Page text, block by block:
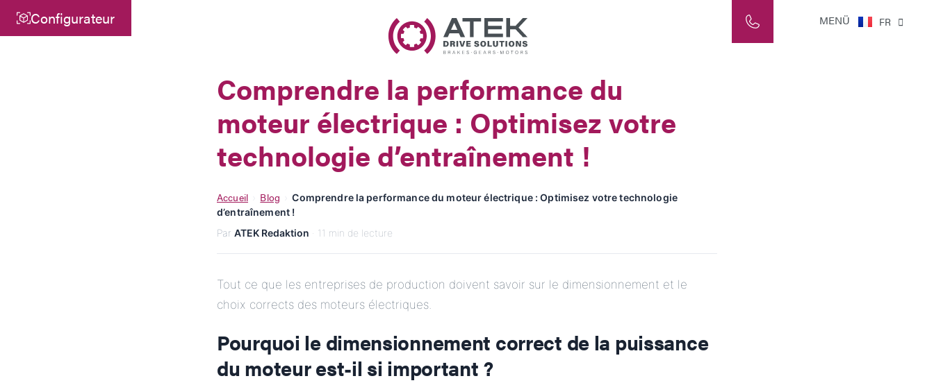
Nom de l'entreprise
E-Mail
Adresse
Envoyer le message
Configurateur MENÜ FR
IT
Comprendre la performance du
moteur électrique : Optimisez votre
technologie d’entraînement !
Accueil Blog
Comprendre la performance du moteur électrique : Optimisez votre technologie
d’entraînement !
Par ATEK Redaktion · 11 min de lecture
Tout ce que les entreprises de production doivent savoir sur le dimensionnement et le
choix corrects des moteurs électriques.
Pourquoi le dimensionnement correct de la puissance
du moteur est-il si important ?